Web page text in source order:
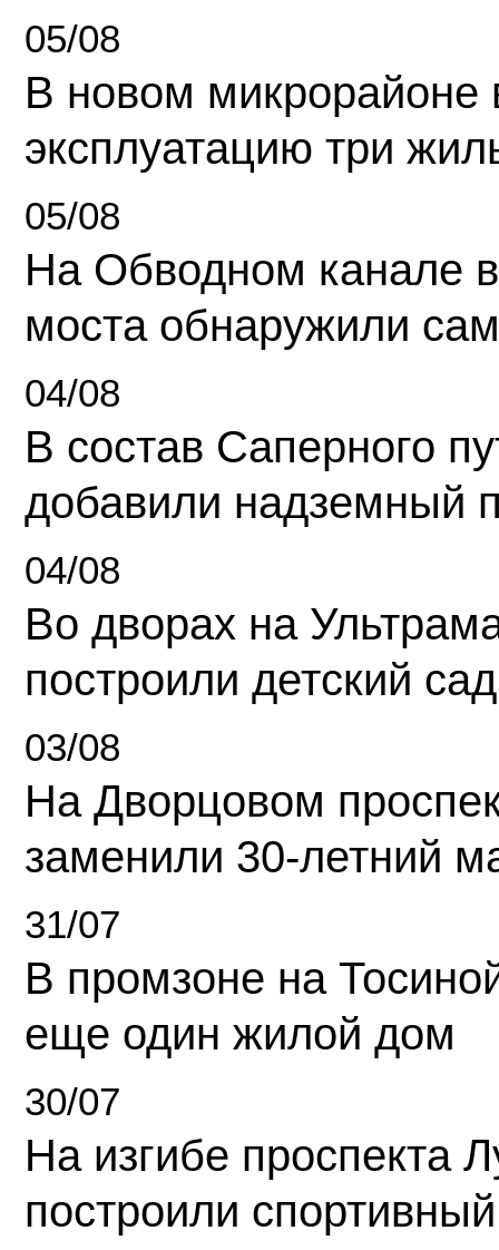
05/08
В новом микрорайоне
эксплуатацию три
05/08
На Обводном канале
моста обнаружили
04/08
В состав Саперного
добавили надземный
04/08
Во дворах на
построили детский сад
03/08
На Дворцовом
заменили 30-летний
31/07
В промзоне на
еще один жилой дом
30/07
На изгибе проспекта
построили